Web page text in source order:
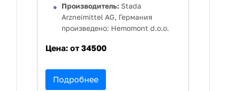
Производитель: Stada
Arzneimittel AG, Германия
произведено: Hemomont d.o.o.
Цена: от 34500
Подробнее